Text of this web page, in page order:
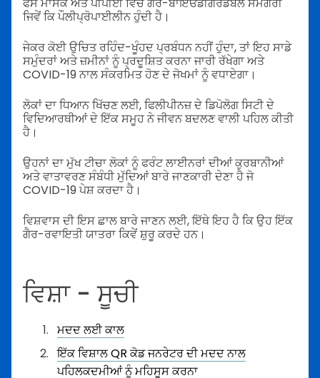
ਜਿਵੇਂ ਕਿ ਪੌਲੀਪ੍ਰੋਪਾਈਲੀਨ ਹੁੰਦੀ ਹੈ।
ਜੇਕਰ ਕੋਈ ਉਚਿਤ ਰਹਿੰਦ-ਖੂੰਹਦ ਪ੍ਰਬੰਧਨ ਨਹੀਂ ਹੁੰਦਾ, ਤਾਂ ਇਹ ਸਾਡੇ
ਸਮੁੰਦਰਾਂ ਅਤੇ ਜ਼ਮੀਨਾਂ ਨੂੰ ਪ੍ਰਦੂਸ਼ਿਤ ਕਰਨਾ ਜਾਰੀ ਰੱਖੇਗਾ ਅਤੇ
COVID-19 ਨਾਲ ਸੰਕਰਮਿਤ ਹੋਣ ਦੇ ਜੋਖਮਾਂ ਨੂੰ ਵਧਾਏਗਾ।
ਲੋਕਾਂ ਦਾ ਧਿਆਨ ਖਿੱਚਣ ਲਈ, ਫਿਲੀਪੀਨਜ਼ ਦੇ ਡਿਪੋਲੋਗ ਸਿਟੀ ਦੇ
ਵਿਦਿਆਰਥੀਆਂ ਦੇ ਇੱਕ ਸਮੂਹ ਨੇ ਜੀਵਨ ਬਦਲਣ ਵਾਲੀ ਪਹਿਲ ਕੀਤੀ
ਹੈ।
ਉਹਨਾਂ ਦਾ ਮੁੱਖ ਟੀਚਾ ਲੋਕਾਂ ਨੂੰ ਫਰੰਟ ਲਾਈਨਰਾਂ ਦੀਆਂ ਕੁਰਬਾਨੀਆਂ
ਅਤੇ ਵਾਤਾਵਰਣ ਸੰਬੰਧੀ ਮੁੱਦਿਆਂ ਬਾਰੇ ਜਾਣਕਾਰੀ ਦੇਣਾ ਹੈ ਜੋ
COVID-19 ਪੇਸ਼ ਕਰਦਾ ਹੈ।
ਵਿਸ਼ਵਾਸ ਦੀ ਇਸ ਛਾਲ ਬਾਰੇ ਜਾਣਨ ਲਈ, ਇੱਥੇ ਇਹ ਹੈ ਕਿ ਉਹ ਇੱਕ
ਗੈਰ-ਰਵਾਇਤੀ ਯਾਤਰਾ ਕਿਵੇਂ ਸ਼ੁਰੂ ਕਰਦੇ ਹਨ।
ਵਿਸ਼ਾ - ਸੂਚੀ
ਮਦਦ ਲਈ ਕਾਲ
ਇੱਕ ਵਿਸ਼ਾਲ QR ਕੋਡ ਜਨਰੇਟਰ ਦੀ ਮਦਦ ਨਾਲ
ਪਹਿਲਕਦਮੀਆਂ ਨੂੰ ਮਹਿਸੂਸ ਕਰਨਾ